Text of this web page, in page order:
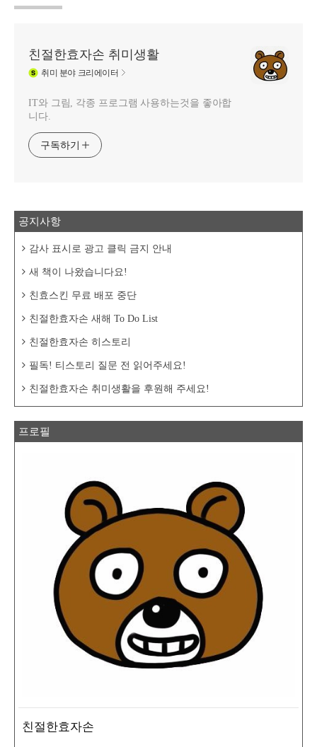
친절한효자손 취미생활
취미 분야 크리에이터
IT와 그림, 각종 프로그램 사용하는것을 좋아합
니다.
구독하기
공지사항
감사 표시로 광고 클릭 금지 안내
새 책이 나왔습니다요!
친효스킨 무료 배포 중단
친절한효자손 새해 To Do List
친절한효자손 히스토리
필독! 티스토리 질문 전 읽어주세요!
친절한효자손 취미생활을 후원해 주세요!
프로필
친절한효자손